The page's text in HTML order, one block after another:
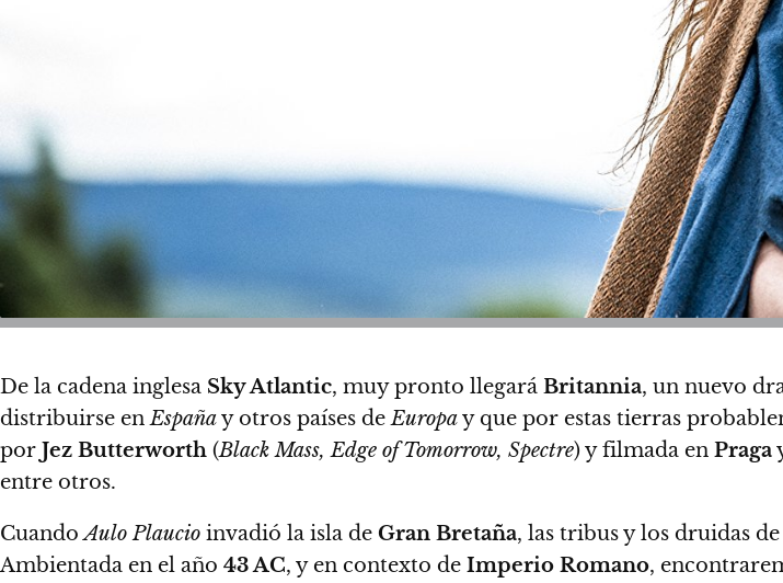
De la cadena inglesa Sky Atlantic, muy pronto llegará Britannia, un nuevo
distribuirse enEspañay otros países deEuropay que por estas tierras
por Jez Butterworth (Black Mass, Edge of Tomorrow, Spectre) y filmada en Praga
entre otros.
CuandoAulo Plaucio invadió la isla de Gran Bretaña, las tribus y los druidas
Ambientada en el año 43 AC, y en contexto de Imperio Romano,